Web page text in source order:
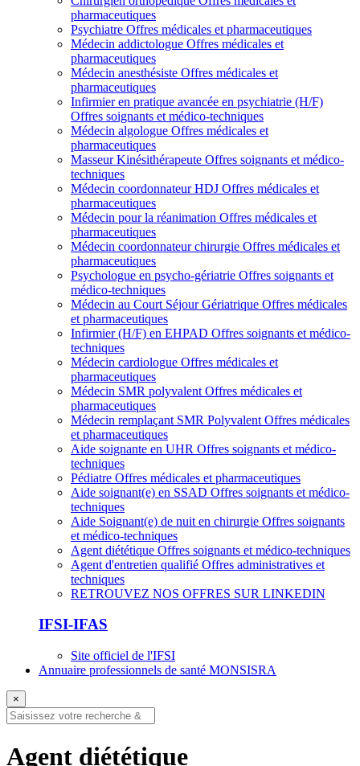
pharmaceutiques
Psychiatre Offres médicales et pharmaceutiques
Médecin addictologue Offres médicales et
pharmaceutiques
Médecin anesthésiste Offres médicales et
pharmaceutiques
Infirmier en pratique avancée en psychiatrie (H/F)
Offres soignants et médico-techniques
Médecin algologue Offres médicales et
pharmaceutiques
Masseur Kinésithérapeute Offres soignants et médico-
techniques
Médecin coordonnateur HDJ Offres médicales et
pharmaceutiques
Médecin pour la réanimation Offres médicales et
pharmaceutiques
Médecin coordonnateur chirurgie Offres médicales et
pharmaceutiques
Psychologue en psycho-gériatrie Offres soignants et
médico-techniques
Médecin au Court Séjour Gériatrique Offres médicales
et pharmaceutiques
Infirmier (H/F) en EHPAD Offres soignants et médico-
techniques
Médecin cardiologue Offres médicales et
pharmaceutiques
Médecin SMR polyvalent Offres médicales et
pharmaceutiques
Médecin remplaçant SMR Polyvalent Offres médicales
et pharmaceutiques
Aide soignante en UHR Offres soignants et médico-
techniques
Pédiatre Offres médicales et pharmaceutiques
Aide soignant(e) en SSAD Offres soignants et médico-
techniques
Aide Soignant(e) de nuit en chirurgie Offres soignants
et médico-techniques
Agent diététique Offres soignants et médico-techniques
Agent d'entretien qualifié Offres administratives et
techniques
RETROUVEZ NOS OFFRES SUR LINKEDIN
IFSI-IFAS
Site officiel de l'IFSI
Annuaire professionnels de santé MONSISRA
×
Agent diététique